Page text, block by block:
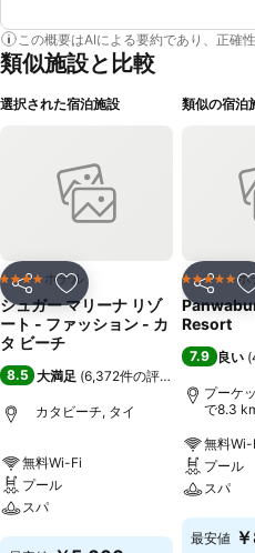
この概要はAIによる要約であり、正確
類似施設と比較
選択された宿泊施設
シェア お気に入りに追加
4 ホテルのランク
ホテル
シュガー マリーナ リゾ
ート - ファッション - カ
タ ビーチ
8.5 大満足 (6,372件の評価
カタビーチ, タイ
無料Wi-Fi
プール
スパ
類似の宿泊
シェア
5 ホテルのホ
Resort
7.9 良い (
プーケ
で8.3
無料Wi-
プール
スパ
料金を表
最安値